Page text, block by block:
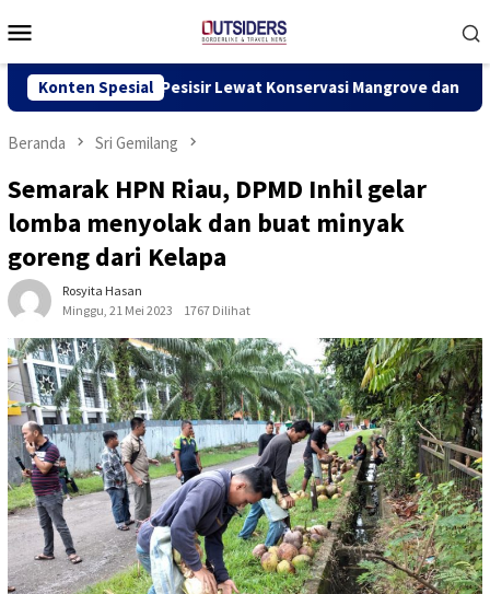
ke
Mobile
Konten Spesial
Pesisir Lewat Konservasi Mangrove dan Kerang Dara
Beranda Sri Gemilang
Semarak HPN Riau, DPMD Inhil gelar
lomba menyolak dan buat minyak
goreng dari Kelapa
Rosyita Hasan
Minggu, 21 Mei 2023
1767 Dilihat